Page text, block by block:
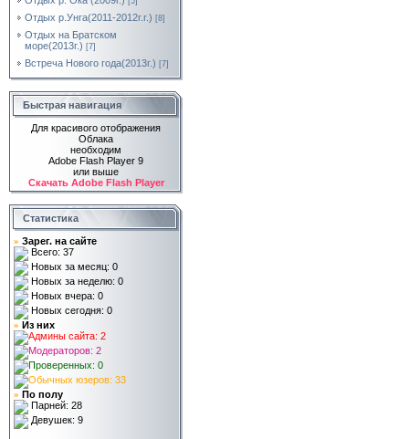
Отдых р.Унга(2011-2012г.г.) [8]
Отдых на Братском
море(2013г.) [7]
Встреча Нового года(2013г.) [7]
Быстрая навигация
Для красивого отображения
Облака
необходим
Adobe Flash Player 9
или выше
Скачать Adobe Flash Player
Статистика
» Зарег. на сайте
Всего: 37
Новых за месяц: 0
Новых за неделю: 0
Новых вчера: 0
Новых сегодня: 0
» Из них
Админы сайта: 2
Модераторов: 2
Проверенных: 0
Обычных юзеров: 33
» По полу
Парней: 28
Девушек: 9